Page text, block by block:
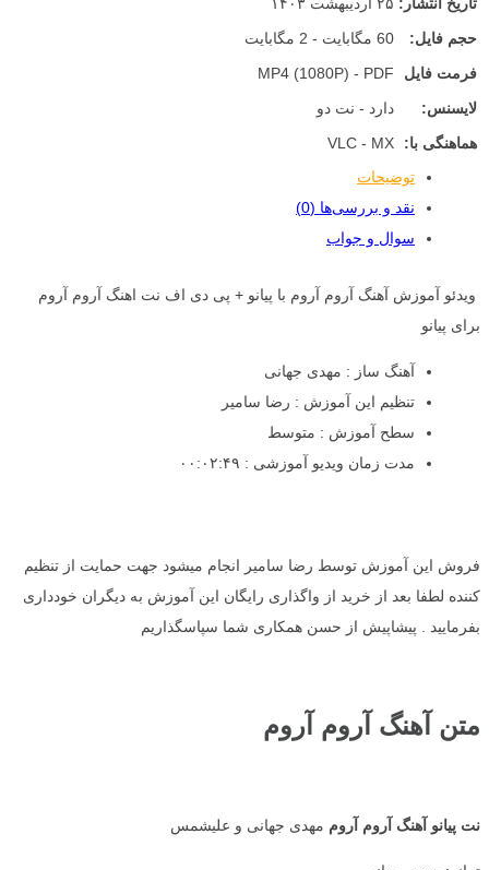
حجم فایل:
60 مگابایت - 2 مگابایت
فرمت فایل
MP4 (1080P) - PDF
لایسنس:
دارد - نت دو
هماهنگی با:
VLC - MX
توضیحات
نقد و بررسی‌ها (0)
سوال و جواب
ویدئو آموزش آهنگ آروم آروم با پیانو + پی دی اف نت اهنگ آروم آروم
برای پیانو
آهنگ ساز : مهدی جهانی
تنظیم این آموزش : رضا سامیر
سطح آموزش : متوسط
مدت زمان ویدیو آموزشی : ۰۰:۰۲:۴۹
فروش این آموزش توسط رضا سامیر انجام میشود جهت حمایت از تنظیم
کننده لطفا بعد از خرید از واگذاری رایگان این آموزش به دیگران خودداری
بفرمایید . پیشاپیش از حسن همکاری شما سپاسگذاریم
متن آهنگ آروم آروم
نت پیانو آهنگ آروم آروم مهدی جهانی و علیشمس